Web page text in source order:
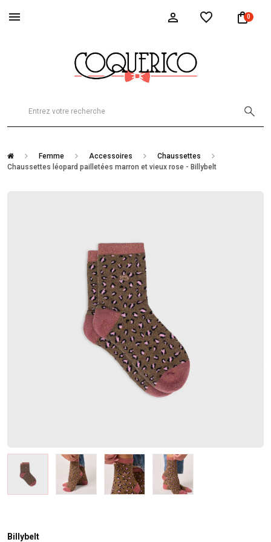
0
Femme Accessoires
Chaussettes
Chaussettes léopard pailletées marron et vieux rose - Billybelt
Billybelt